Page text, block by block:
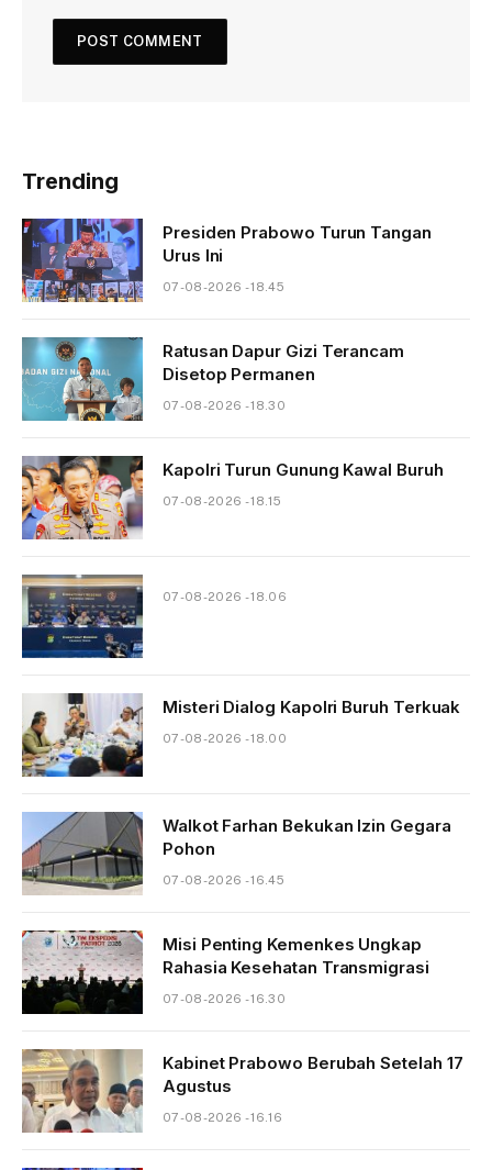
Trending
Presiden Prabowo Turun Tangan
Urus Ini
07-08-2026 - 18.45
Ratusan Dapur Gizi Terancam
Disetop Permanen
07-08-2026 - 18.30
Kapolri Turun Gunung Kawal Buruh
07-08-2026 - 18.15
07-08-2026 - 18.06
Misteri Dialog Kapolri Buruh Terkuak
07-08-2026 - 18.00
Walkot Farhan Bekukan Izin Gegara
Pohon
07-08-2026 - 16.45
Misi Penting Kemenkes Ungkap
Rahasia Kesehatan Transmigrasi
07-08-2026 - 16.30
Kabinet Prabowo Berubah Setelah 17
Agustus
07-08-2026 - 16.16